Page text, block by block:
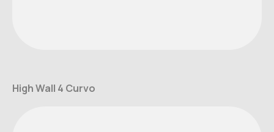
High Wall 4 Curvo